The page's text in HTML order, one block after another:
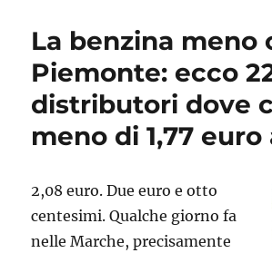
La benzina meno
Piemonte: ecco
distributori dove
meno di 1,77
2,08 euro. Due euro e otto
centesimi. Qualche giorno fa
nelle Marche, precisamente